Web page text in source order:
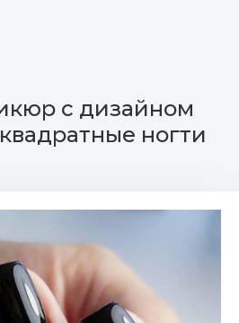
с дизайном
ногти